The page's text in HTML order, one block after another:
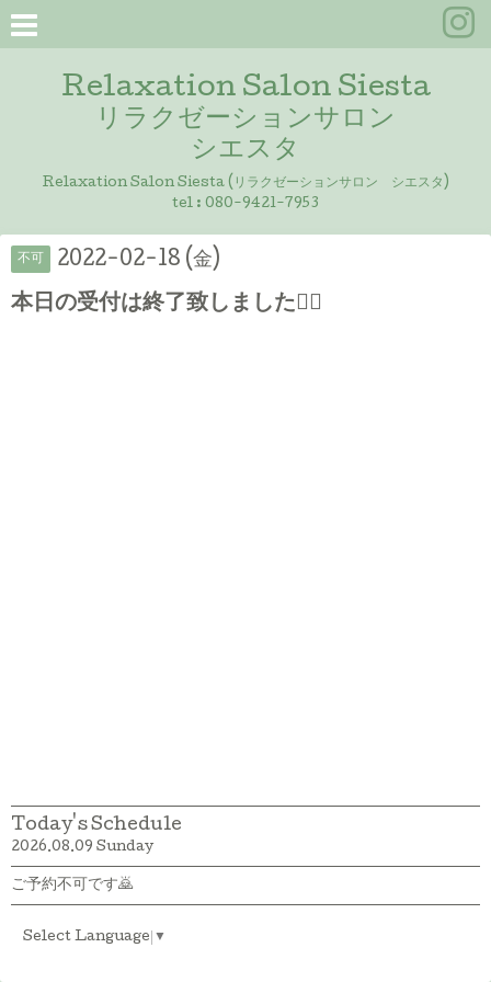
Relaxation Salon Siesta
リラクゼーションサロン
シエスタ
Relaxation Salon Siesta (リラクゼーションサロン シエスタ)
tel : 080-9421-7953
不可 2022-02-18 (金)
本日の受付は終了致しました🙇‍♀️
Today's Schedule
2026.08.09 Sunday
ご予約不可です🙇
Select Language ▼